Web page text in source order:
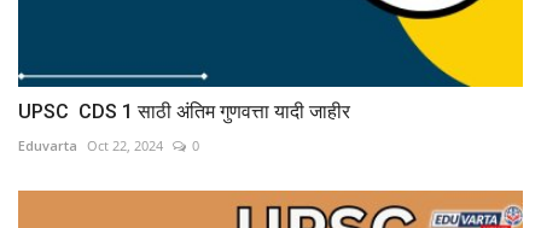
UPSC CDS 1 साठी अंतिम गुणवत्ता यादी जाहीर
Eduvarta Oct 22, 2024 0